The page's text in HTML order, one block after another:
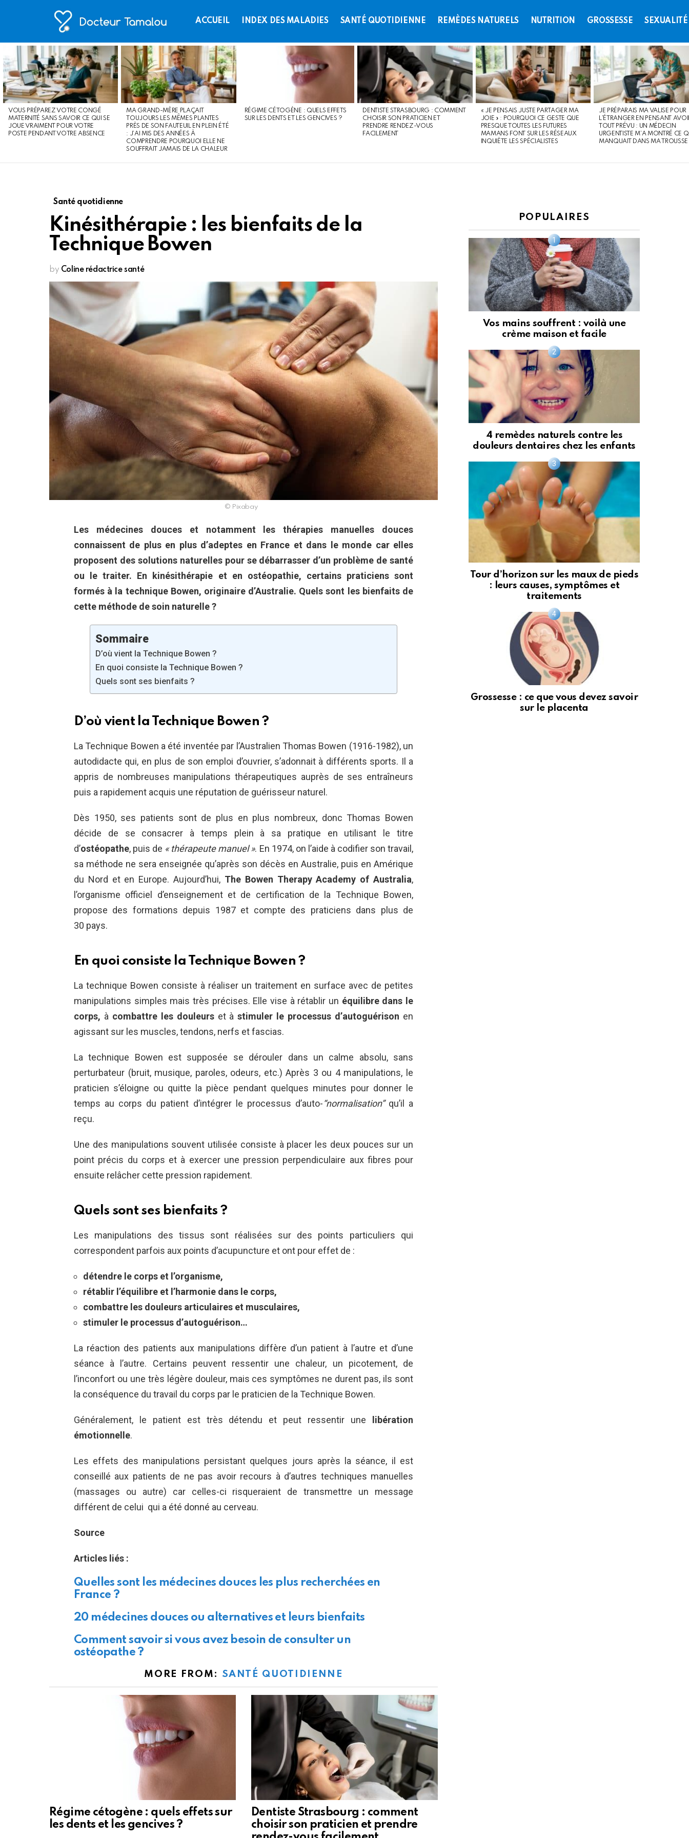
ACCUEIL INDEX DES MALADIES SANTÉ QUOTIDIENNE REMÈDES NATURELS NUTRITION GROSSESSE SEXUALITÉ
STORIES
VOUS PRÉPAREZ VOTRE CONGÉ
MATERNITÉ SANS SAVOIR CE QUI SE
JOUE VRAIMENT POUR VOTRE
POSTE PENDANT VOTRE ABSENCE
MA GRAND-MÈRE PLAÇAIT
TOUJOURS LES MÊMES PLANTES
PRÈS DE SON FAUTEUIL EN PLEIN ÉTÉ
: J’AI MIS DES ANNÉES À
COMPRENDRE POURQUOI ELLE NE
SOUFFRAIT JAMAIS DE LA CHALEUR
RÉGIME CÉTOGÈNE : QUELS EFFETS
SUR LES DENTS ET LES GENCIVES ?
DENTISTE STRASBOURG : COMMENT
CHOISIR SON PRATICIEN ET
PRENDRE RENDEZ-VOUS
FACILEMENT
« JE PENSAIS JUSTE PARTAGER MA
JOIE » : POURQUOI CE GESTE QUE
PRESQUE TOUTES LES FUTURES
MAMANS FONT SUR LES RÉSEAUX
INQUIÈTE LES SPÉCIALISTES
JE PRÉPARAIS MA VALISE POUR
L’ÉTRANGER EN PENSANT
TOUT PRÉVU : UN MÉDECIN
URGENTISTE M’A MONTRÉ CE
MANQUAIT DANS MA TROUSSE
Santé quotidienne
Kinésithérapie : les bienfaits de la
Technique Bowen
by Coline rédactrice santé
© Pixabay
Les médecines douces et notamment les thérapies manuelles douces
connaissent de plus en plus d’adeptes en France et dans le monde car elles
proposent des solutions naturelles pour se débarrasser d’un problème de santé
ou le traiter. En kinésithérapie et en ostéopathie, certains praticiens sont
formés à la technique Bowen, originaire d’Australie. Quels sont les bienfaits de
cette méthode de soin naturelle ?
Sommaire
D’où vient la Technique Bowen ?
En quoi consiste la Technique Bowen ?
Quels sont ses bienfaits ?
D’où vient la Technique Bowen ?
La Technique Bowen a été inventée par l’Australien Thomas Bowen (1916-1982), un
autodidacte qui, en plus de son emploi d’ouvrier, s’adonnait à différents sports. Il a
appris de nombreuses manipulations thérapeutiques auprès de ses entraîneurs
puis a rapidement acquis une réputation de guérisseur naturel.
Dès 1950, ses patients sont de plus en plus nombreux, donc Thomas Bowen
décide de se consacrer à temps plein à sa pratique en utilisant le titre
d’ostéopathe, puis de « thérapeute manuel ». En 1974, on l’aide à codifier son travail,
sa méthode ne sera enseignée qu’après son décès en Australie, puis en Amérique
du Nord et en Europe. Aujourd’hui, The Bowen Therapy Academy of Australia,
l’organisme officiel d’enseignement et de certification de la Technique Bowen,
propose des formations depuis 1987 et compte des praticiens dans plus de
30 pays.
En quoi consiste la Technique Bowen ?
La technique Bowen consiste à réaliser un traitement en surface avec de petites
manipulations simples mais très précises. Elle vise à rétablir un équilibre dans le
corps, à combattre les douleurset àstimuler le processus d’autoguérison en
agissant sur les muscles, tendons, nerfs et fascias.
La technique Bowen est supposée se dérouler dans un calme absolu, sans
perturbateur (bruit, musique, paroles, odeurs, etc.) Après 3 ou 4 manipulations, le
praticien s’éloigne ou quitte la pièce pendant quelques minutes pour donner le
temps au corps du patient d’intégrer le processus d’auto-“normalisation”qu’il a
reçu.
Une des manipulations souvent utilisée consiste à placer les deux pouces sur un
point précis du corps et à exercer une pression perpendiculaire aux fibres pour
ensuite relâcher cette pression rapidement.
Quels sont ses bienfaits ?
Les manipulations des tissus sont réalisées sur des points particuliers qui
correspondent parfois aux points d’acupuncture et ont pour effet de :
détendre le corps et l’organisme,
rétablir l’équilibre et l’harmonie dans le corps,
combattre les douleurs articulaires et musculaires,
stimuler le processus d’autoguérison…
La réaction des patients aux manipulations diffère d’un patient à l’autre et d’une
séance à l’autre. Certains peuvent ressentir une chaleur, un picotement, de
l’inconfort ou une très légère douleur, mais ces symptômes ne durent pas, ils sont
la conséquence du travail du corps par le praticien de la Technique Bowen.
Généralement, le patient est très détendu et peut ressentir une libération
émotionnelle.
Les effets des manipulations persistant quelques jours après la séance, il est
conseillé aux patients de ne pas avoir recours à d’autres techniques manuelles
(massages ou autre) car celles-ci risqueraient de transmettre un message
différent de celui qui a été donné au cerveau.
Source
Articles liés :
Quelles sont les médecines douces les plus recherchées en
France ?
20 médecines douces ou alternatives et leurs bienfaits
Comment savoir si vous avez besoin de consulter un
ostéopathe ?
MORE FROM: SANTÉ QUOTIDIENNE
Régime cétogène : quels effets sur
les dents et les gencives ?
Dentiste Strasbourg : comment
choisir son praticien et prendre
POPULAIRES
Vos mains souffrent : voilà une
crème maison et facile
4 remèdes naturels contre les
douleurs dentaires chez les enfants
Tour d’horizon sur les maux de pieds
: leurs causes, symptômes et
traitements
Grossesse : ce que vous devez savoir
sur le placenta